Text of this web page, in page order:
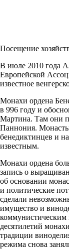
Посещение
В июле 2010 года
Европейской
известное
Монахи ордена
в 996 году и
Мартина. Там они
Паннония.
бенедиктинцев и
известным.
Монахи ордена
запись о
об основании
и политические
сделали
имущество и
коммунистическим
десятилетий
традиции
режима снова